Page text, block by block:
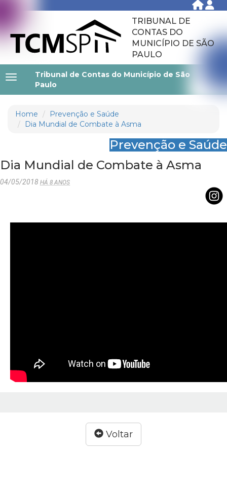
TRIBUNAL DE
CONTAS DO
MUNICÍPIO DE SÃO
PAULO
Tribunal de Contas do Município de São
Paulo
Home
Prevenção e Saúde
Dia Mundial de Combate à Asma
Prevenção e Saúde
Dia Mundial de Combate à Asma
04/05/2018 HÁ 8 ANOS
Voltar